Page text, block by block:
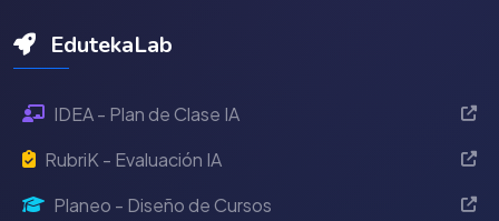
EdutekaLab
IDEA - Plan de Clase IA
RubriK - Evaluación IA
Planeo - Diseño de Cursos